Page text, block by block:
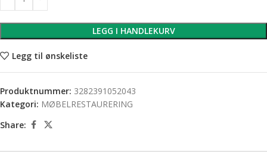
LEGG I HANDLEKURV
Legg til ønskeliste
Produktnummer: 3282391052043
Kategori: MØBELRESTAURERING
Share: